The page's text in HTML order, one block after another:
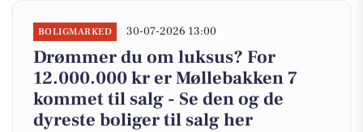
BOLIGMARKED 30-07-2026 13:00
Drømmer du om luksus? For
12.000.000 kr er Møllebakken 7
kommet til salg - Se den og de
dyreste boliger til salg her